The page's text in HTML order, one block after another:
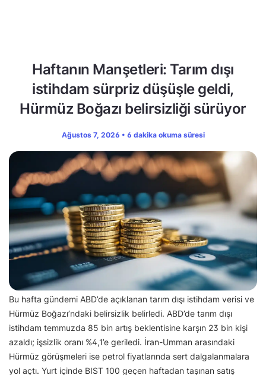
Haftanın Manşetleri: Tarım dışı
istihdam sürpriz düşüşle geldi,
Hürmüz Boğazı belirsizliği sürüyor
Ağustos 7, 2026 • 6 dakika okuma süresi
Bu hafta gündemi ABD’de açıklanan tarım dışı istihdam verisi ve
Hürmüz Boğazı’ndaki belirsizlik belirledi. ABD’de tarım dışı
istihdam temmuzda 85 bin artış beklentisine karşın 23 bin kişi
azaldı; işsizlik oranı %4,1’e geriledi. İran-Umman arasındaki
Hürmüz görüşmeleri ise petrol fiyatlarında sert dalgalanmalara
yol açtı. Yurt içinde BIST 100 geçen haftadan taşınan satış